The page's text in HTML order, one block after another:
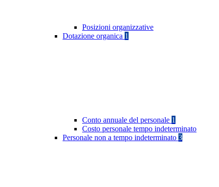
Posizioni organizzative
Dotazione organica 1
Conto annuale del personale 1
Costo personale tempo indeterminato
Personale non a tempo indeterminato 3